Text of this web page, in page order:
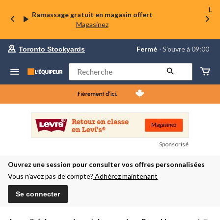
Ramassage gratuit en magasin offert
Magasinez
La
préféré
Toronto
Stockyards,
courament
Fermé,
à
à
Toronto Stockyards Fermé ⋅ S’ouvre à 09:00
Rechercher
Sponsorisé
Ouvrez une session pour consulter vos offres personnalisées
Vous n’avez pas de compte? Adhérez maintenant
Se connecter